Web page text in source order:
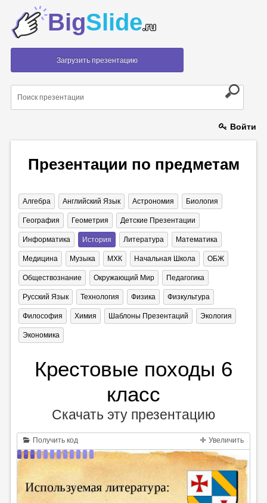
BigSlide.ru
Загрузить презентацию
Войти
Презентации по предметам
Алгебра Английский Язык Астрономия Биология
География Геометрия Детские Презентации
Информатика История Литература Математика
Медицина Музыка МХК Начальная Школа ОБЖ
Обществознание Окружающий Мир Педагогика
Русский Язык Технология Физика Физкультура
Философия Химия Шаблоны Презентаций Экология
Экономика
Крестовые походы 6
класс
Скачать эту презентацию
Получить код Увеличить